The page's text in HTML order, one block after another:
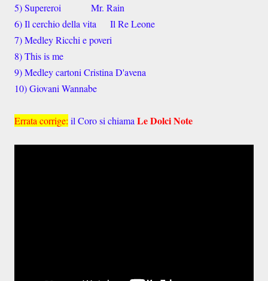
5) Supereroi
Mr. Rain
6) Il cerchio della vita
Il Re Leone
7) Medley Ricchi e poveri
8) This is me
9) Medley cartoni Cristina D'avena
10) Giovani Wannabe
Errata corrige: il Coro si chiama Le Dolci Note